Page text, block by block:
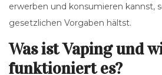
erwerben und konsumieren kannst,
gesetzlichen Vorgaben hältst.
Was ist Vaping und
funktioniert es?